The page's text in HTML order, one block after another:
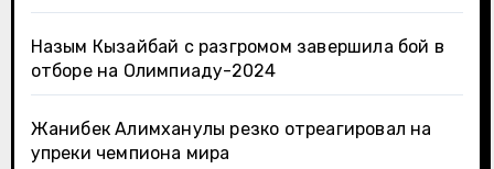
Назым Кызайбай с разгромом завершила бой в
отборе на Олимпиаду-2024
Жанибек Алимханулы резко отреагировал на
упреки чемпиона мира